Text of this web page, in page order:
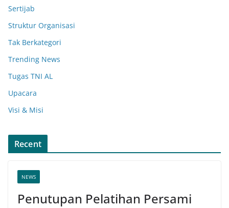
Sertijab
Struktur Organisasi
Tak Berkategori
Trending News
Tugas TNI AL
Upacara
Visi & Misi
Recent
NEWS
Penutupan Pelatihan Persami